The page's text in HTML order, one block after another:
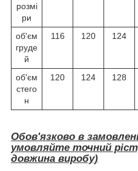
розмі
ри
об'єм
груде
й
116 120 124
об'єм
стего
н
120 124 128
Обов'язково в
умовляйте точний
довжина виробу)